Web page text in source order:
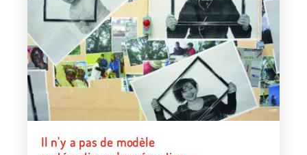
Il n'y a pas de modèle